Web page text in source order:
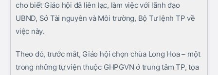
cho biết Giáo hội đã liên lạc, làm việc với lãnh đạo
UBND, Sở Tài nguyên và Môi trường, Bộ Tư lệnh TP về
việc này.
Theo đó, trước mắt, Giáo hội chọn chùa Long Hoa – một
trong những tự viện thuộc GHPGVN ở trung tâm TP, tọa